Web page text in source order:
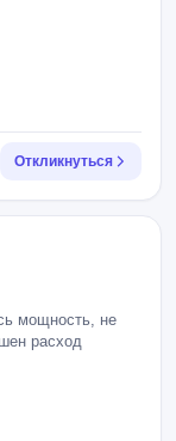
Откликнуться
мощность, не
расход